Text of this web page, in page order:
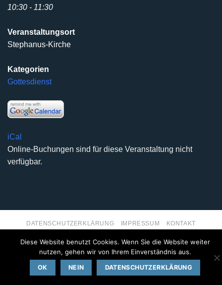
10:30 - 11:30
Veranstaltungsort
Stephanus-Kirche
Kategorien
Gottesdienst
iCal
Online-Buchungen sind für diese Veranstaltung nicht
verfügbar.
DATENSCHUTZERKLÄRUNG IMPRESSUM KONTAKT
Copyright 2026 © Kirchengemeinde Deilinghofen
- Design
kleinzweidrei Kommunikationsdesign
Diese Website benutzt Cookies. Wenn Sie die Website weiter
nutzen, gehen wir von Ihrem Einverständnis aus.
OK NEIN DATENSCHUTZERKLÄRUNG